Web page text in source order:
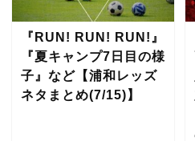
『RUN! RUN! RUN!』
『夏キャンプ7日目の様
子』など【浦和レッズ
ネタまとめ(7/15)】